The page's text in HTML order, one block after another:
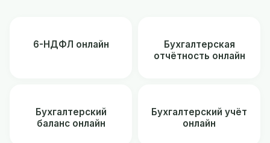
6-НДФЛ онлайн
Бухгалтерская
отчётность онлайн
Бухгалтерский
баланс онлайн
Бухгалтерский учёт
онлайн